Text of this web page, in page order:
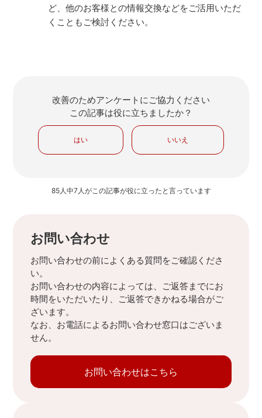
ど、他のお客様との情報交換などをご活用いただ
くこともご検討ください。
改善のためアンケートにご協力ください
この記事は役に立ちましたか？
はい いいえ
85人中7人がこの記事が役に立ったと言っています
お問い合わせ
お問い合わせの前によくある質問をご確認くださ
い。
お問い合わせの内容によっては、ご返答までにお
時間をいただいたり、ご返答できかねる場合がご
ざいます。
なお、お電話によるお問い合わせ窓口はございま
せん。
お問い合わせはこちら